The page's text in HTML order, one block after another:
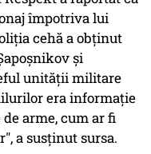
împotriva lui
cehă a obținut
și
unității militare
era informație
arme, cum ar fi
a susținut sursa.